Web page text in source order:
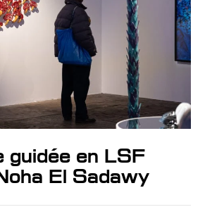
guidée en LSF
El Sadawy